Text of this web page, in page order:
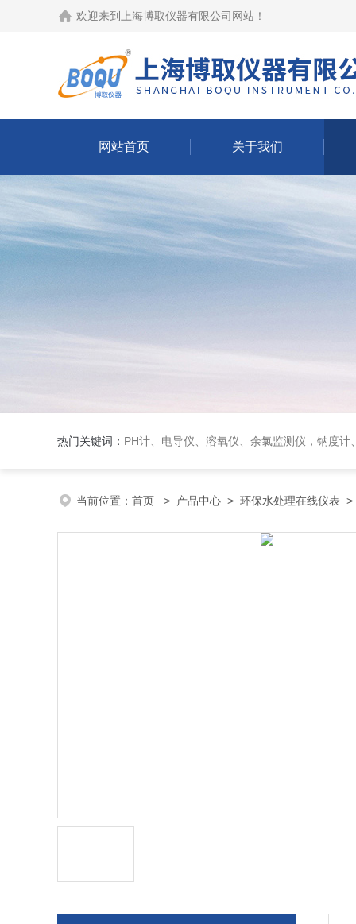
欢迎来到 上海博取仪器有限公司网站 ！
网站首页 关于我们
热门关键词： PH计、电导仪、溶氧仪、余氯监测仪，钠度计、酸碱浓度计、
当前位置： 首页 > 产品中心 > 环保水处理在线仪表 >